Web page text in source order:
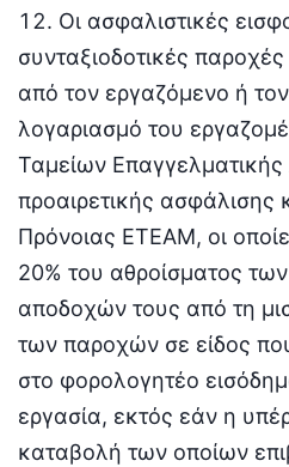
Οι ασφαλιστικές
συνταξιοδοτικές
από τον εργαζόμενο ή
λογαριασμό του
Ταμείων
προαιρετικής ασφάλισης
Πρόνοιας ΕΤΕΑΜ, οι
20% του αθροίσματος
αποδοχών τους από τη
των παροχών σε είδος
στο φορολογητέο
εργασία, εκτός εάν η
καταβολή των οποίων